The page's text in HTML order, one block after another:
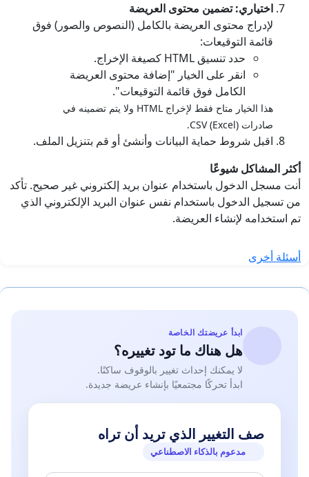
اختياري: تضمين محتوى العريضة
لإدراج محتوى العريضة بالكامل (النصوص والصور) فوق
قائمة التوقيعات:
حدد تنسيق HTML كصيغة الإخراج.
انقر على الخيار "إضافة محتوى العريضة
الكامل فوق قائمة التوقيعات".
هذا الخيار متاح فقط لإخراج HTML ولا يتم تضمينه في
صادرات CSV (Excel).
اقبل شروط حماية البيانات وأنشئ أو قم بتنزيل الملف.
أكثر المشاكل شيوعًا
أنت مسجل الدخول باستخدام عنوان بريد إلكتروني غير صحيح. تأكد
من تسجيل الدخول باستخدام نفس عنوان البريد الإلكتروني الذي
تم استخدامه لإنشاء العريضة.
أسئلة أخرى
ابدأ عريضتك الخاصة
هل هناك ما تود تغييره؟
لا يمكنك إحداث تغيير بالوقوف ساكنًا.
ابدأ تحركًا مجتمعيًا بإنشاء عريضة جديدة.
صف التغيير الذي تريد أن تراه
مدعوم بالذكاء الاصطناعي